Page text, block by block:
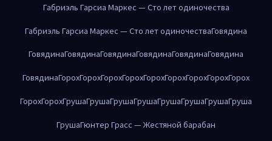
Габриэль Гарсиа Маркес — Сто лет одиночества
Габриэль Гарсиа Маркес — Сто лет одиночестваГовядина
ГовядинаГовядинаГовядинаГовядинаГовядинаГовядина
ГовядинаГорохГорохГорохГорохГорохГорохГорохГорохГорох
ГорохГорохГрушаГрушаГрушаГрушаГрушаГрушаГрушаГруша
ГрушаГюнтер Грасс — Жестяной барабан